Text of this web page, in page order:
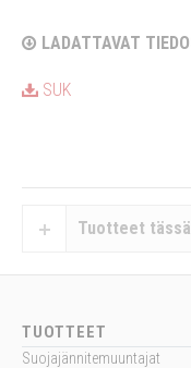
LADATTAVAT
SUK
Tuotteet
TUOTTEET
Suojajännitemuuntajat